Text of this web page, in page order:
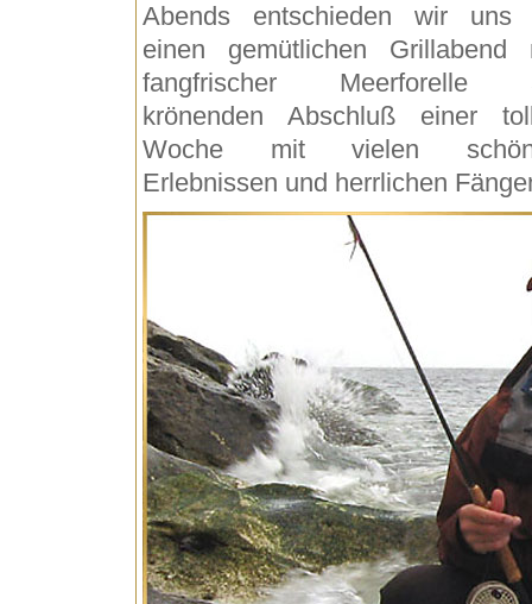
Abends entschieden wir uns
einen gemütlichen Grillabend
fangfrischer Meerforelle
krönenden Abschluß einer
Woche mit vielen
Erlebnissen und herrlichen